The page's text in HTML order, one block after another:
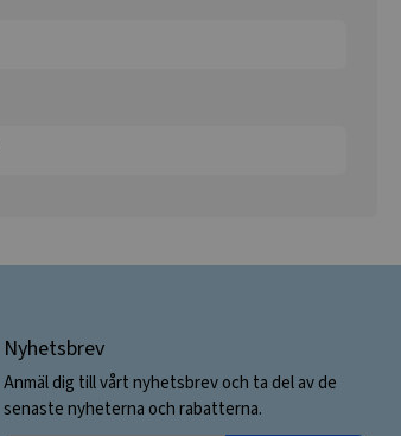
Nyhetsbrev
Anmäl dig till vårt nyhetsbrev och ta del av de
senaste nyheterna och rabatterna.